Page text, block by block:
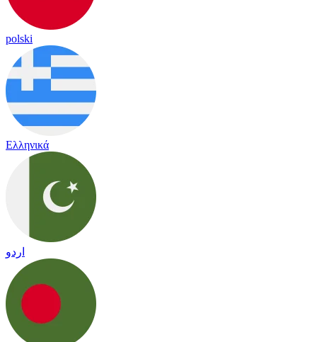
polski
Ελληνικά
اردو